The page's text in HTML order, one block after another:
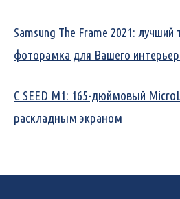
Samsung The Frame 2021: лучший
фоторамка для Вашего
C SEED M1: 165-дюймовый
раскладным экраном